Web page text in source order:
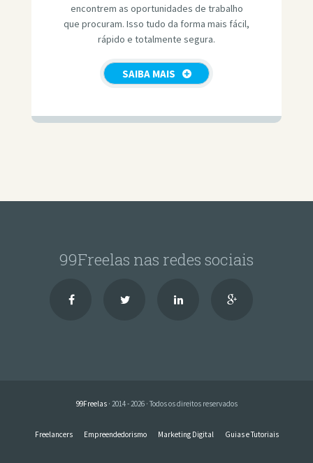
encontrem as oportunidades de trabalho
que procuram. Isso tudo da forma mais fácil,
rápido e totalmente segura.
SAIBA MAIS
99Freelas nas redes sociais
99Freelas· 2014 - 2026 · Todos os direitos reservados
Freelancers Empreendedorismo Marketing Digital Guias e Tutoriais